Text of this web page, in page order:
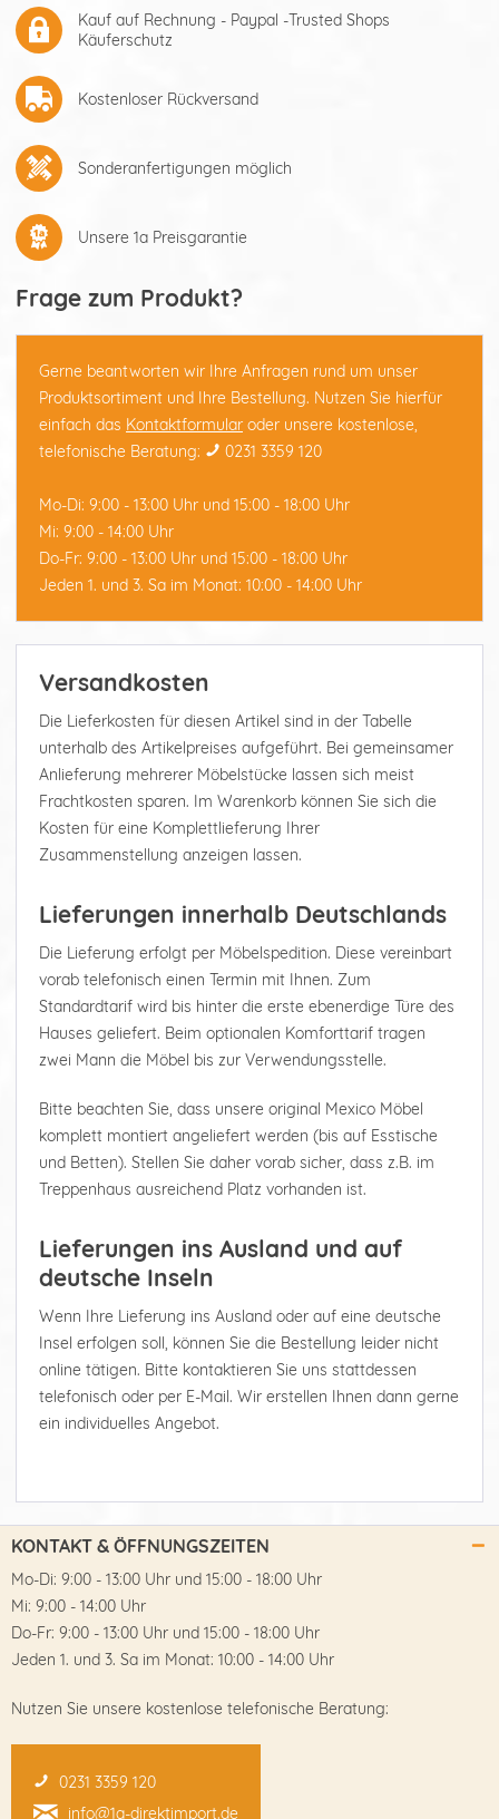
Kauf auf Rechnung - Paypal -Trusted Shops
Käuferschutz
Kostenloser Rückversand
Sonderanfertigungen möglich
Unsere 1a Preisgarantie
Frage zum Produkt?
Gerne beantworten wir Ihre Anfragen rund um unser
Produktsortiment und Ihre Bestellung. Nutzen Sie hierfür
einfach das Kontaktformular oder unsere kostenlose,
telefonische Beratung:
0231 3359 120
Mo-Di: 9:00 - 13:00 Uhr und 15:00 - 18:00 Uhr
Mi: 9:00 - 14:00 Uhr
Do-Fr: 9:00 - 13:00 Uhr und 15:00 - 18:00 Uhr
Jeden 1. und 3. Sa im Monat: 10:00 - 14:00 Uhr
Versandkosten
Die Lieferkosten für diesen Artikel sind in der Tabelle
unterhalb des Artikelpreises aufgeführt. Bei gemeinsamer
Anlieferung mehrerer Möbelstücke lassen sich meist
Frachtkosten sparen. Im Warenkorb können Sie sich die
Kosten für eine Komplettlieferung Ihrer
Zusammenstellung anzeigen lassen.
Lieferungen innerhalb Deutschlands
Die Lieferung erfolgt per Möbelspedition. Diese vereinbart
vorab telefonisch einen Termin mit Ihnen. Zum
Standardtarif wird bis hinter die erste ebenerdige Türe des
Hauses geliefert. Beim optionalen Komforttarif tragen
zwei Mann die Möbel bis zur Verwendungsstelle.
Bitte beachten Sie, dass unsere original Mexico Möbel
komplett montiert angeliefert werden (bis auf Esstische
und Betten). Stellen Sie daher vorab sicher, dass z.B. im
Treppenhaus ausreichend Platz vorhanden ist.
Lieferungen ins Ausland und auf
deutsche Inseln
Wenn Ihre Lieferung ins Ausland oder auf eine deutsche
Insel erfolgen soll, können Sie die Bestellung leider nicht
online tätigen. Bitte kontaktieren Sie uns stattdessen
telefonisch oder per E-Mail. Wir erstellen Ihnen dann gerne
ein individuelles Angebot.
KONTAKT & ÖFFNUNGSZEITEN
Mo-Di: 9:00 - 13:00 Uhr und 15:00 - 18:00 Uhr
Mi: 9:00 - 14:00 Uhr
Do-Fr: 9:00 - 13:00 Uhr und 15:00 - 18:00 Uhr
Jeden 1. und 3. Sa im Monat: 10:00 - 14:00 Uhr
Nutzen Sie unsere kostenlose telefonische Beratung:
0231 3359 120
info@1a-direktimport.de